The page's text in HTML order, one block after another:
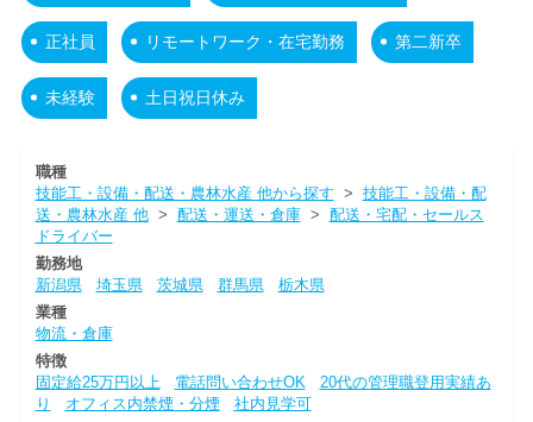
正社員 リモートワーク・在宅勤務 第二新卒
未経験 土日祝日休み
職種
技能工・設備・配送・農林水産 他から探す > 技能工・設備・配
送・農林水産 他> 配送・運送・倉庫> 配送・宅配・セールス
ドライバー
勤務地
新潟県
埼玉県 茨城県 群馬県
栃木県
業種
物流・倉庫
特徴
固定給25万円以上
電話問い合わせOK
20代の管理職登用実績あ
り
オフィス内禁煙・分煙 社内見学可